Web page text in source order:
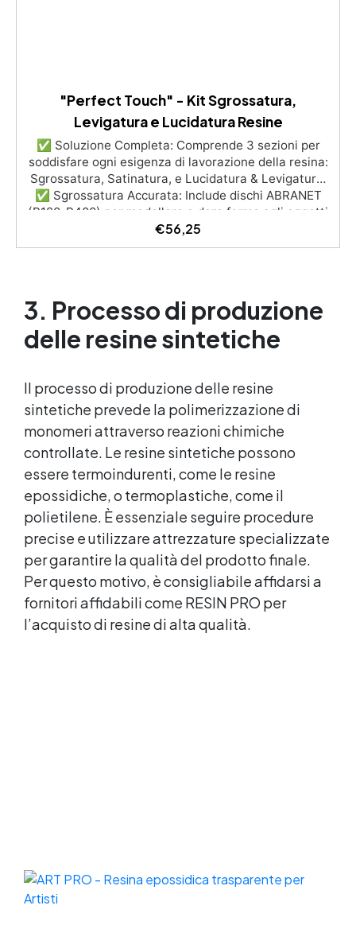
"Perfect Touch" - Kit Sgrossatura,
Levigatura e Lucidatura Resine
✅ Soluzione Completa: Comprende 3 sezioni per
soddisfare ogni esigenza di lavorazione della resina:
Sgrossatura, Satinatura, e Lucidatura & Levigatura.
✅ Sgrossatura Accurata: Include dischi ABRANET
(P120-P400) per modellare e dare forma agli oggetti
con precisione, favorendo l’aspirazione della polvere
di resina. ✅ Finitura Satinata: Set MICROSTAR
EpoxyPolish per una lucidatura impeccabile e una
superficie liscia e brillante. ✅ Facile da Usare:
Include istruzioni dettagliate, ideali per utenti di ogni
€56,25
3. Processo di produzione
delle resine sintetiche
Il processo di produzione delle resine
sintetiche prevede la polimerizzazione di
monomeri attraverso reazioni chimiche
controllate. Le resine sintetiche possono
essere termoindurenti, come le resine
epossidiche, o termoplastiche, come il
polietilene. È essenziale seguire procedure
precise e utilizzare attrezzature specializzate
per garantire la qualità del prodotto finale.
Per questo motivo, è consigliabile affidarsi a
fornitori affidabili come RESIN PRO per
l’acquisto di resine di alta qualità.